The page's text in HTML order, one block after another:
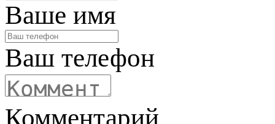
Ваше имя
Ваш телефон
Комментарий